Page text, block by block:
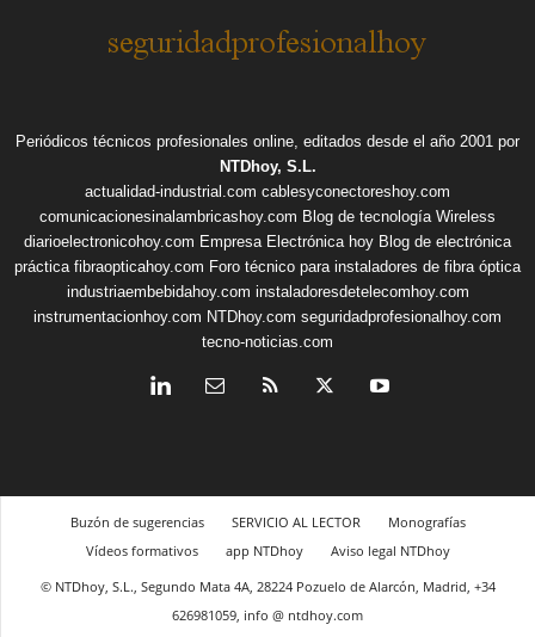
Periódicos técnicos profesionales online, editados desde el año 2001 por
NTDhoy, S.L.
actualidad-industrial.com cablesyconectoreshoy.com
comunicacionesinalambricashoy.com Blog de tecnología Wireless
diarioelectronicohoy.com Empresa Electrónica hoy Blog de electrónica
práctica fibraopticahoy.com Foro técnico para instaladores de fibra óptica
industriaembebidahoy.com instaladoresdetelecomhoy.com
instrumentacionhoy.com NTDhoy.com seguridadprofesionalhoy.com
tecno-noticias.com
Buzón de sugerencias SERVICIO AL LECTOR
Monografías
Vídeos formativos
app NTDhoy
Aviso legal NTDhoy
© NTDhoy, S.L., Segundo Mata 4A, 28224 Pozuelo de Alarcón, Madrid, +34
626981059, info @ ntdhoy.com